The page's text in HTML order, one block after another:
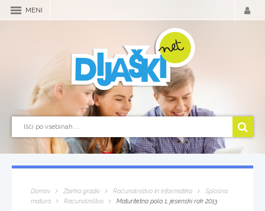
MENI
Domov Zbirka gradiv Računalništvo in informatika
Splošna
matura
Računalništvo Maturitetna pola 1, jesenski rok 2013